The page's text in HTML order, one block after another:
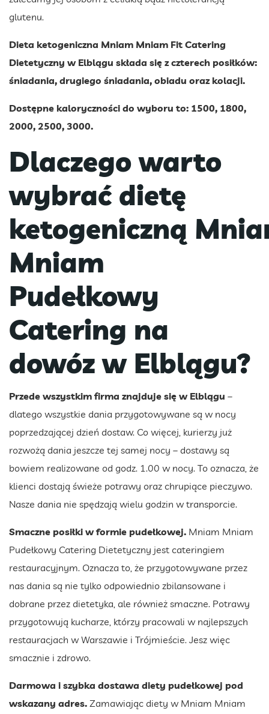
glutenu.
Dieta ketogeniczna Mniam Mniam Fit Catering
Dietetyczny w Elblągu składa się z czterech posiłków:
śniadania, drugiego śniadania, obiadu oraz kolacji.
Dostępne kaloryczności do wyboru to: 1500, 1800,
2000, 2500, 3000.
Dlaczego warto
wybrać dietę
ketogeniczną
Mniam
Pudełkowy
Catering na
dowóz w Elblągu?
Przede wszystkim firma znajduje się w Elblągu –
dlatego wszystkie dania przygotowywane są w nocy
poprzedzającej dzień dostaw. Co więcej, kurierzy już
rozwożą dania jeszcze tej samej nocy – dostawy są
bowiem realizowane od godz. 1.00 w nocy. To oznacza, że
klienci dostają świeże potrawy oraz chrupiące pieczywo.
Nasze dania nie spędzają wielu godzin w transporcie.
Smaczne posiłki w formie pudełkowej. Mniam Mniam
Pudełkowy Catering Dietetyczny jest cateringiem
restauracyjnym. Oznacza to, że przygotowywane przez
nas dania są nie tylko odpowiednio zbilansowane i
dobrane przez dietetyka, ale również smaczne. Potrawy
przygotowują kucharze, którzy pracowali w najlepszych
restauracjach w Warszawie i Trójmieście. Jesz więc
smacznie i zdrowo.
Darmowa i szybka dostawa diety pudełkowej pod
wskazany adres. Zamawiając diety w Mniam Mniam